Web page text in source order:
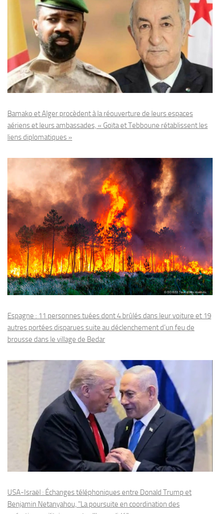
Bamako et Alger procèdent à la réouverture de leurs espaces
aériens et leurs ambassades, « Goïta et Tebboune rétablissent les
liens diplomatiques »
Espagne : 11 personnes tuées dont 4 brûlés dans leur voiture et 19
autres portées disparues suite au déclenchement d’un feu de
brousse dans le village de Bedar
USA-Israël : Échanges téléphoniques entre Donald Trump et
Benjamin Netanyahou, "La poursuite en coordination des